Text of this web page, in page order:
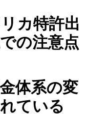
カ特許出
の注意点
体系の変
ている